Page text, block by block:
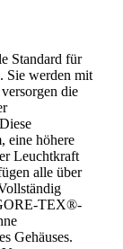
Standard für
Sie werden mit
die
eine höhere
Leuchtkraft
alle über
TEX®-
Gehäuses.